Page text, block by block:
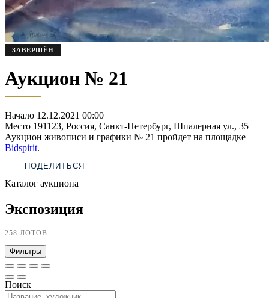
ЗАВЕРШЁН
Аукцион № 21
Начало 12.12.2021 00:00
Место 191123, Россия, Санкт-Петербург, Шпалерная ул., 35
Аукцион живописи и графики № 21 пройдет на площадке
Bidspirit.
ПОДЕЛИТЬСЯ
Каталог аукциона
Экспозиция
258 ЛОТОВ
Фильтры
Поиск